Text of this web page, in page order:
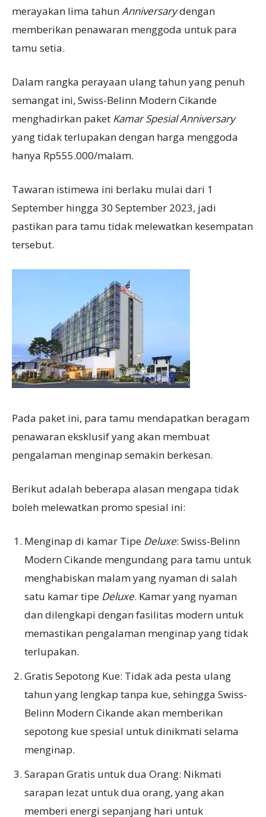
merayakan lima tahunAnniversarydengan
memberikan penawaran menggoda untuk para
tamu setia.
Dalam rangka perayaan ulang tahun yang penuh
semangat ini, Swiss-Belinn Modern Cikande
menghadirkan paket Kamar Spesial Anniversary
yang tidak terlupakan dengan harga menggoda
hanya Rp555.000/malam.
Tawaran istimewa ini berlaku mulai dari 1
September hingga 30 September 2023, jadi
pastikan para tamu tidak melewatkan kesempatan
tersebut.
Pada paket ini, para tamu mendapatkan beragam
penawaran eksklusif yang akan membuat
pengalaman menginap semakin berkesan.
Berikut adalah beberapa alasan mengapa tidak
boleh melewatkan promo spesial ini:
Menginap di kamar Tipe Deluxe: Swiss-Belinn
Modern Cikande mengundang para tamu untuk
menghabiskan malam yang nyaman di salah
satu kamar tipe Deluxe. Kamar yang nyaman
dan dilengkapi dengan fasilitas modern untuk
memastikan pengalaman menginap yang tidak
terlupakan.
Gratis Sepotong Kue: Tidak ada pesta ulang
tahun yang lengkap tanpa kue, sehingga Swiss-
Belinn Modern Cikande akan memberikan
sepotong kue spesial untuk dinikmati selama
menginap.
Sarapan Gratis untuk dua Orang: Nikmati
sarapan lezat untuk dua orang, yang akan
memberi energi sepanjang hari untuk